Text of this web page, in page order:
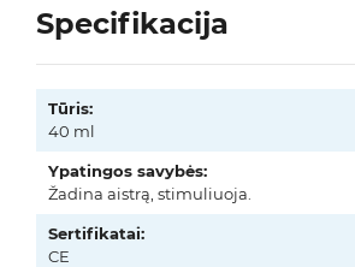
Specifikacija
Tūris:
40 ml
Ypatingos savybės:
Žadina aistrą, stimuliuoja.
Sertifikatai:
CE